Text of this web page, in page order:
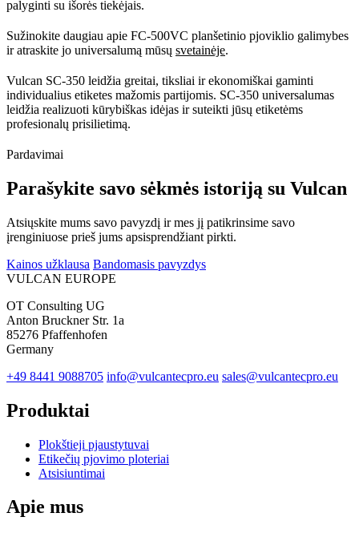
palyginti su išorės tiekėjais.
Sužinokite daugiau apie FC-500VC planšetinio pjoviklio galimybes
ir atraskite jo universalumą mūsų svetainėje.
Vulcan SC-350 leidžia greitai, tiksliai ir ekonomiškai gaminti
individualius etiketes mažomis partijomis. SC-350 universalumas
leidžia realizuoti kūrybiškas idėjas ir suteikti jūsų etiketėms
profesionalų prisilietimą.
Pardavimai
Parašykite savo sėkmės istoriją su Vulcan
Atsiųskite mums savo pavyzdį ir mes jį patikrinsime savo
įrenginiuose prieš jums apsisprendžiant pirkti.
Kainos užklausa Bandomasis pavyzdys
VULCAN EUROPE
OT Consulting UG
Anton Bruckner Str. 1a
85276 Pfaffenhofen
Germany
+49 8441 9088705 info@vulcantecpro.eu sales@vulcantecpro.eu
Produktai
Plokštieji pjaustytuvai
Etikečių pjovimo ploteriai
Atsisiuntimai
Apie mus